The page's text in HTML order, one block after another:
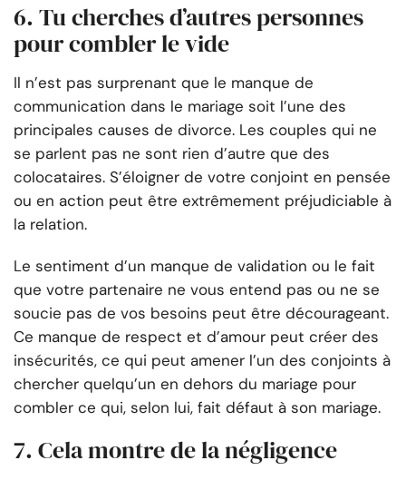
6. Tu cherches d’autres personnes
pour combler le vide
Il n’est pas surprenant que le manque de
communication dans le mariage soit l’une des
principales causes de divorce. Les couples qui ne
se parlent pas ne sont rien d’autre que des
colocataires. S’éloigner de votre conjoint en pensée
ou en action peut être extrêmement préjudiciable à
la relation.
Le sentiment d’un manque de validation ou le fait
que votre partenaire ne vous entend pas ou ne se
soucie pas de vos besoins peut être décourageant.
Ce manque de respect et d’amour peut créer des
insécurités, ce qui peut amener l’un des conjoints à
chercher quelqu’un en dehors du mariage pour
combler ce qui, selon lui, fait défaut à son mariage.
7. Cela montre de la négligence